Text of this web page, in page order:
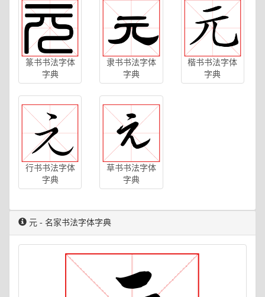
篆书书法字体
字典
隶书书法字体
字典
楷书书法字体
字典
行书书法字体
字典
草书书法字体
字典
元 - 名家书法字体字典